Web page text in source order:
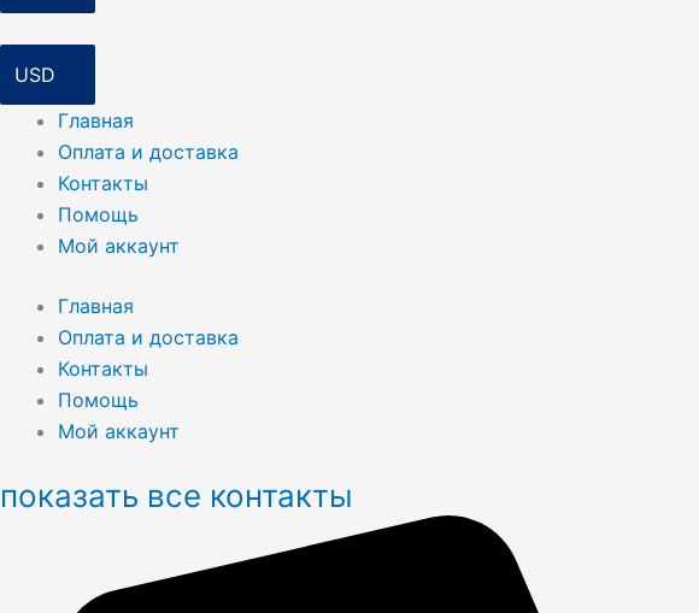
Главная
Оплата и доставка
Контакты
Помощь
Мой аккаунт
Главная
Оплата и доставка
Контакты
Помощь
Мой аккаунт
показать все контакты